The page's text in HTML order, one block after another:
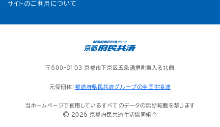
サイトのご利用について
〒600-8103 京都市下京区五条通堺町東入る北側
元受団体： 都道府県民共済グループの全国生協連
当ホームページで使用しているすべてのデータの無断転載を禁じます
© 2026 京都府民共済生活協同組合